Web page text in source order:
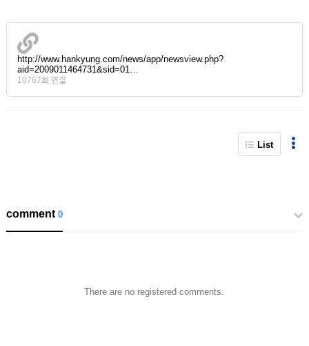
http://www.hankyung.com/news/app/newsview.php?
aid=2009011464731&sid=01…
10767회 연결
List
comment0
There are no registered comments.